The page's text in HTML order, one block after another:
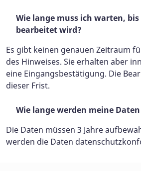
Wie lange muss ich warten,
bearbeitet wird?
Es gibt keinen genauen Zeitraum
des Hinweises. Sie erhalten aber
eine Eingangsbestätigung. Die
dieser Frist.
Wie lange werden meine
Die Daten müssen 3 Jahre
werden die Daten